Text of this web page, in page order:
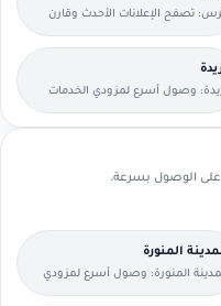
تصفح الإعلانات الأحدث وقارن
بسرعة.
وصول أسرع لمزودي الخدمات
منك.
الوصول بسرعة.
المنورة
المنورة: وصول أسرع لمزودي
القريبين منك.